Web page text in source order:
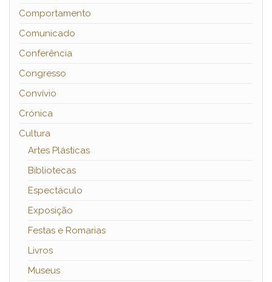
Comportamento
Comunicado
Conferência
Congresso
Convívio
Crónica
Cultura
Artes Plásticas
Bibliotecas
Espectáculo
Exposição
Festas e Romarias
Livros
Museus